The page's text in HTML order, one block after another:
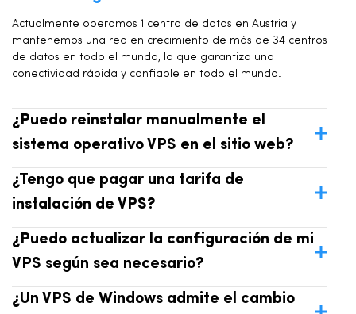
Actualmente operamos 1 centro de datos en Austria y
mantenemos una red en crecimiento de más de 34 centros
de datos en todo el mundo, lo que garantiza una
conectividad rápida y confiable en todo el mundo.
¿Puedo reinstalar manualmente el
sistema operativo VPS en el sitio web?
¿Tengo que pagar una tarifa de
instalación de VPS?
¿Puedo actualizar la configuración de mi
VPS según sea necesario?
¿Un VPS de Windows admite el cambio